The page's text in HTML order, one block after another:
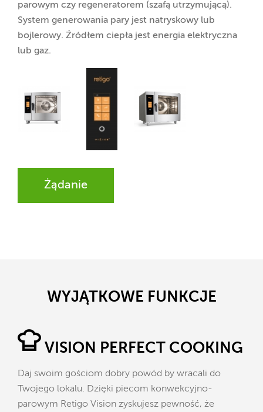
parowym czy regeneratorem (szafą utrzymującą).
System generowania pary jest natryskowy lub
bojlerowy. Źródłem ciepła jest energia elektryczna
lub gaz.
Żądanie
WYJĄTKOWE FUNKCJE
VISION PERFECT COOKING
Daj swoim gościom dobry powód by wracali do
Twojego lokalu. Dzięki piecom konwekcyjno-
parowym Retigo Vision zyskujesz pewność, że